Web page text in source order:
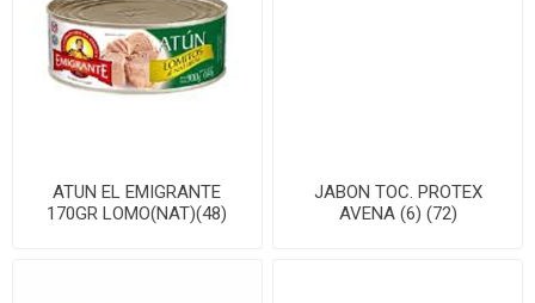
ATUN EL EMIGRANTE
170GR LOMO(NAT)(48)
JABON TOC. PROTEX
AVENA (6) (72)